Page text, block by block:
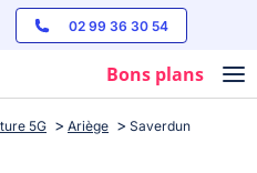
02 99 36 30 54
Bons plans
5G Ariège Saverdun